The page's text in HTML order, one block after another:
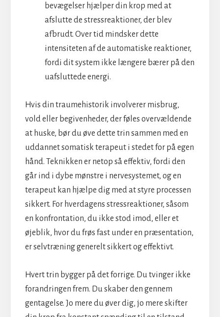
bevægelser hjælper din krop med at
afslutte de stressreaktioner, der blev
afbrudt. Over tid mindsker dette
intensiteten af de automatiske reaktioner,
fordi dit system ikke længere bærer på den
uafsluttede energi.
Hvis din traumehistorik involverer misbrug,
vold eller begivenheder, der føles overvældende
at huske, bør du øve dette trin sammen med en
uddannet somatisk terapeut i stedet for på egen
hånd. Teknikken er netop så effektiv, fordi den
går ind i dybe mønstre i nervesystemet, og en
terapeut kan hjælpe dig med at styre processen
sikkert. For hverdagens stressreaktioner, såsom
en konfrontation, du ikke stod imod, eller et
øjeblik, hvor du frøs fast under en præsentation,
er selvtræning generelt sikkert og effektivt.
Hvert trin bygger på det forrige. Du tvinger ikke
forandringen frem. Du skaber den gennem
gentagelse. Jo mere du øver dig, jo mere skifter